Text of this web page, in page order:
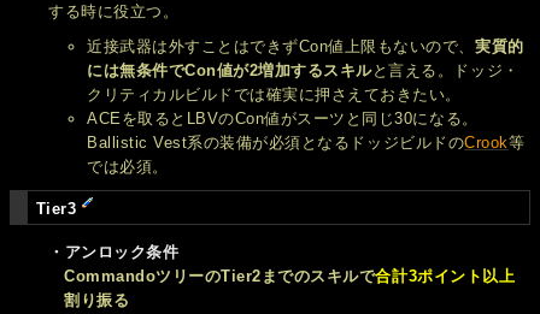
する時に役立つ。
近接武器は外すことはできずCon値上限もないので、 実質的
には無条件でCon値が2増加するスキルと言える。ドッジ・
クリティカルビルドでは確実に押さえておきたい。
ACEを取るとLBVのCon値がスーツと同じ30になる。
Ballistic Vest系の装備が必須となるドッジビルドのCrook等
では必須。
Tier3
・アンロック条件
CommandoツリーのTier2までのスキルで合計3ポイント以上
割り振る